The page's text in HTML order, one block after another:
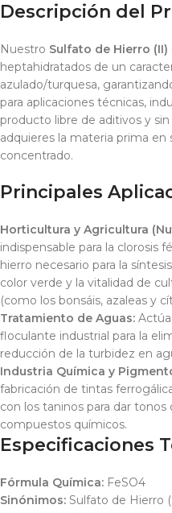
Descripción del
Nuestro Sulfato de Hierro (II)
heptahidratados de un
azulado/turquesa,
para aplicaciones técnicas,
producto libre de aditivos y
adquieres la materia prima
concentrado.
Principales
Horticultura y Agricultura
indispensable para la clorosis
hierro necesario para la
color verde y la vitalidad de
(como los bonsáis, azaleas y
Tratamiento de Aguas:
floculante industrial para la
reducción de la turbidez en
Industria Química y
fabricación de tintas
con los taninos para dar
compuestos químicos.
Especificaciones
Fórmula Química: FeSO4
Sinónimos: Sulfato de Hierro